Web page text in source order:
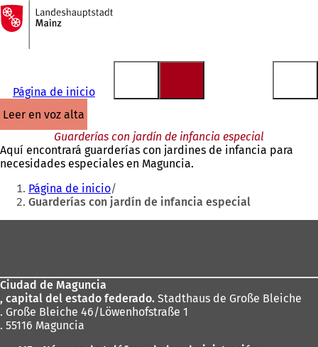
Saltar al contenido
A
la
página
Página de inicio
leer en voz alta
Guarderías con jardín de infancia especial
Aquí encontrará guarderías con jardines de infancia para
necesidades especiales en Maguncia.
Estás
aquí:
Página de inicio
Guarderías con jardín de infancia especial
pies
Ciudad de Maguncia
, capital del estado federado. Stadthaus de Große Bleiche
. Große Bleiche 46/Löwenhofstraße 1
. 55116 Maguncia